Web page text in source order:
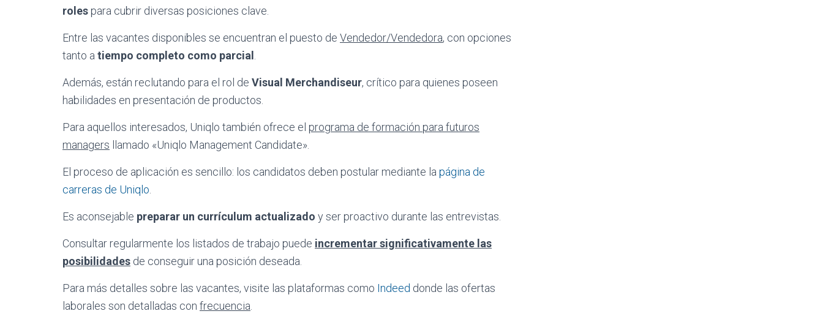
roles para cubrir diversas posiciones clave.
Entre las vacantes disponibles se encuentran el puesto de Vendedor/Vendedora, con opciones
tanto a tiempo completo como parcial
Además, están reclutando para el rol de Visual Merchandiseur, crítico para quienes poseen
habilidades en presentación de productos.
Para aquellos interesados, Uniqlo también ofrece el programa de formación para futuros
managers llamado «Uniqlo Management Candidate».
El proceso de aplicación es sencillo: los candidatos deben postular mediante la página de
carreras de Uniqlo
Es aconsejable preparar un currículum actualizado y ser proactivo durante las entrevistas.
Consultar regularmente los listados de trabajo puede incrementar significativamente las
posibilidades de conseguir una posición deseada.
Para más detalles sobre las vacantes, visite las plataformas como Indeed donde las ofertas
laborales son detalladas con frecuencia